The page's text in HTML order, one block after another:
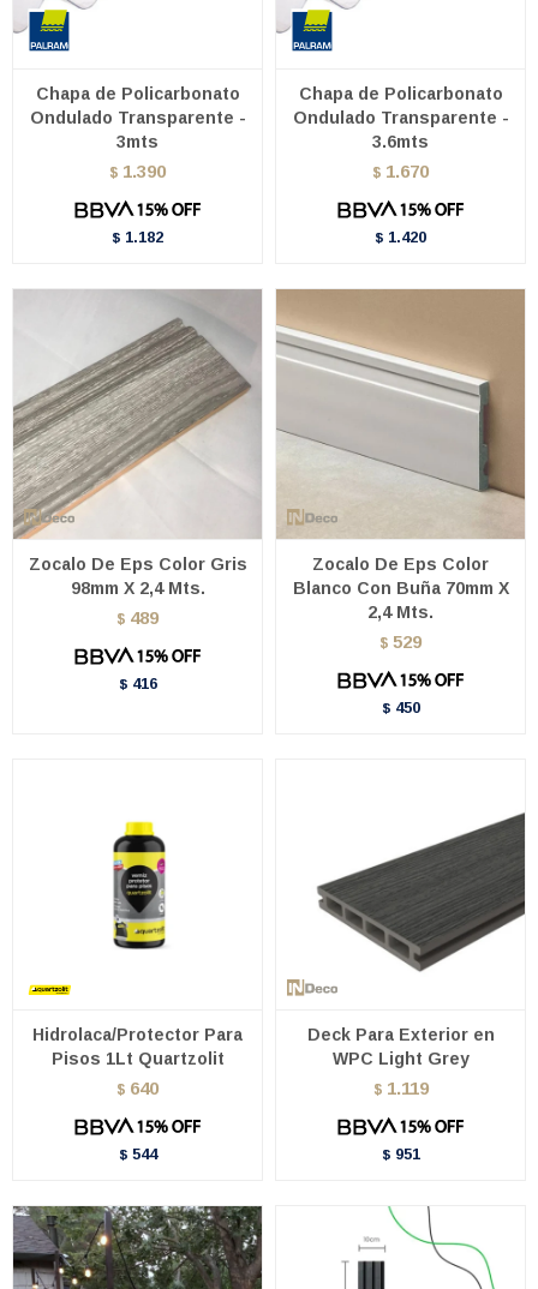
Chapa de Policarbonato
Ondulado Transparente -
3mts
$ 1.390
$ 1.182
Chapa de Policarbonato
Ondulado Transparente -
3.6mts
$ 1.670
$ 1.420
Zocalo De Eps Color Gris
98mm X 2,4 Mts.
$ 489
$ 416
Zocalo De Eps Color
Blanco Con Buña 70mm X
2,4 Mts.
$ 529
$ 450
Hidrolaca/Protector Para
Pisos 1Lt Quartzolit
$ 640
$ 544
Deck Para Exterior en
WPC Light Grey
$ 1.119
$ 951